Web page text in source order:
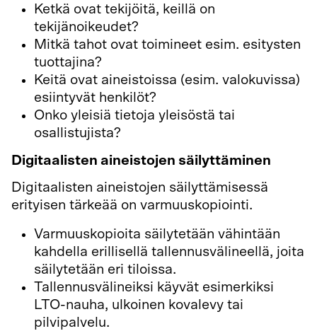
Ketkä ovat tekijöitä, keillä on
tekijänoikeudet?
Mitkä tahot ovat toimineet esim. esitysten
tuottajina?
Keitä ovat aineistoissa (esim. valokuvissa)
esiintyvät henkilöt?
Onko yleisiä tietoja yleisöstä tai
osallistujista?
Digitaalisten aineistojen säilyttäminen
Digitaalisten aineistojen säilyttämisessä
erityisen tärkeää on varmuuskopiointi.
Varmuuskopioita säilytetään vähintään
kahdella erillisellä tallennusvälineellä, joita
säilytetään eri tiloissa.
Tallennusvälineiksi käyvät esimerkiksi
LTO-nauha, ulkoinen kovalevy tai
pilvipalvelu.